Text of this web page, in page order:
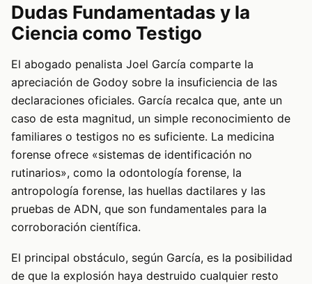
Dudas Fundamentadas y la
Ciencia como Testigo
El abogado penalista Joel García comparte la
apreciación de Godoy sobre la insuficiencia de las
declaraciones oficiales. García recalca que, ante un
caso de esta magnitud, un simple reconocimiento de
familiares o testigos no es suficiente. La medicina
forense ofrece «sistemas de identificación no
rutinarios», como la odontología forense, la
antropología forense, las huellas dactilares y las
pruebas de ADN, que son fundamentales para la
corroboración científica.
El principal obstáculo, según García, es la posibilidad
de que la explosión haya destruido cualquier resto